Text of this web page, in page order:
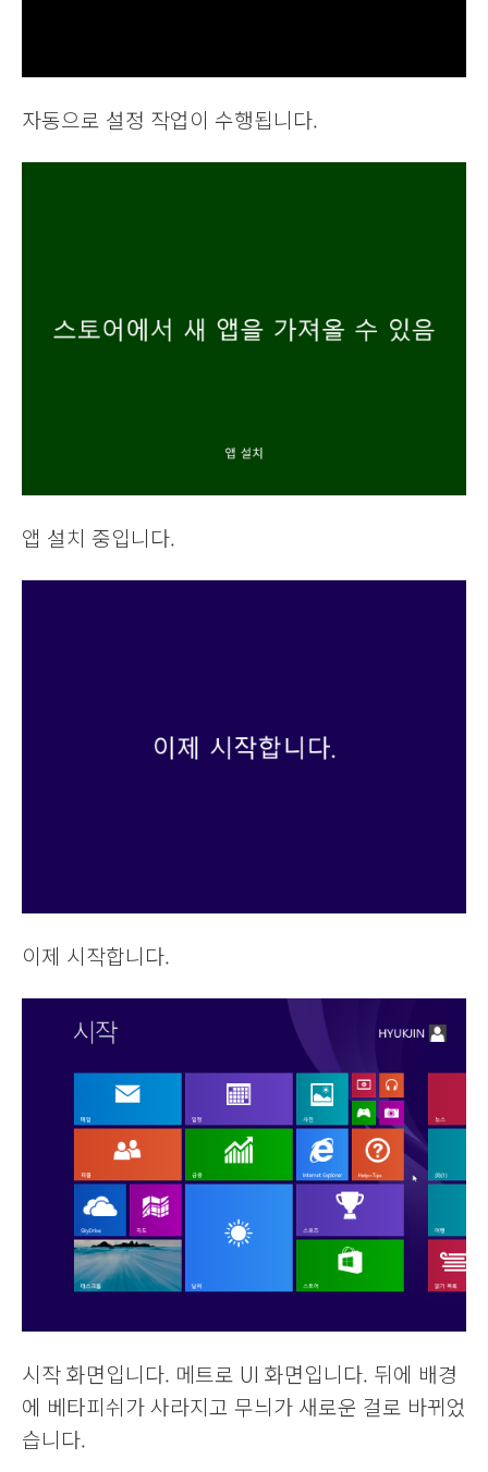
자동으로 설정 작업이 수행됩니다.
앱 설치 중입니다.
이제 시작합니다.
시작 화면입니다. 메트로 UI 화면입니다. 뒤에 배경
에 베타피쉬가 사라지고 무늬가 새로운 걸로 바뀌었
습니다.